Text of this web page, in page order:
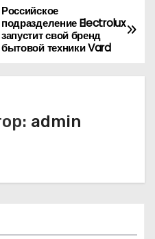
Российское
подразделение Electrolux
запустит свой бренд
бытовой техники Vard
admin